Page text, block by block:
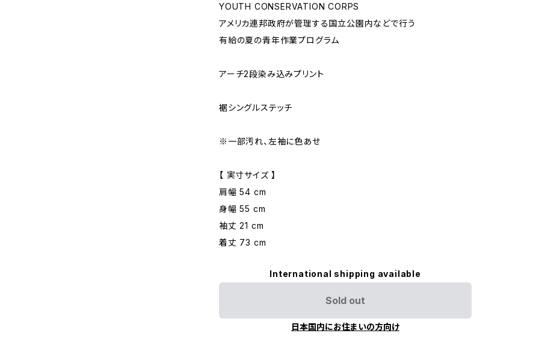
YOUTH CONSERVATION CORPS
アメリカ連邦政府が管理する国立公園内などで行う
有給の夏の青年作業プログラム
アーチ2段染み込みプリント
裾シングルステッチ
※一部汚れ、左袖に色あせ
【 実寸サイズ 】
肩幅 54 cm
身幅 55 cm
袖丈 21 cm
着丈 73 cm
International shipping available
Sold out
日本国内にお住まいの方向け